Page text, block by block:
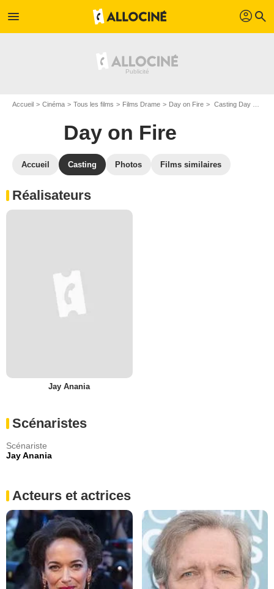
menu profil search
Accueil Cinéma Tous les films Films Drame Day on Fire Casting Day on Fire
Day on Fire
Accueil Casting Photos Films similaires
Réalisateurs
Jay Anania
Scénaristes
Scénariste
Jay Anania
Acteurs et actrices